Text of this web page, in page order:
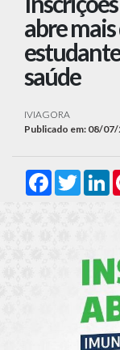
abre
saúde
IVIAGORA
Publicado em: 08/
Facebook